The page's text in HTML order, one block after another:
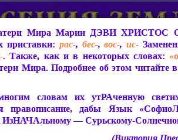
Мира Марии ДЭВИ ХРИСТОС
приставки: рас-, бес-,вос-, ис-
. Также, как и в некоторых словах:
Мира. Подробнее об этом читайте
словам их утРАченную
правописание, дабы Язык
ИзНАЧАльному — Сурьскому-